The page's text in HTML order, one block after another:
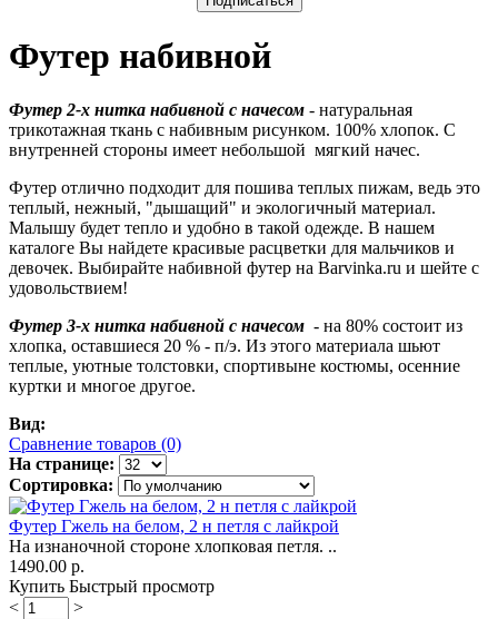
Футер набивной
Футер 2-х нитка набивной с начесом - натуральная
трикотажная ткань с набивным рисунком. 100% хлопок. С
внутренней стороны имеет небольшой мягкий начес.
Футер отлично подходит для пошива теплых пижам, ведь это
теплый, нежный, "дышащий" и экологичный материал.
Малышу будет тепло и удобно в такой одежде. В нашем
каталоге Вы найдете красивые расцветки для мальчиков и
девочек. Выбирайте набивной футер на Barvinka.ru и шейте с
удовольствием!
Футер 3-х нитка набивной с начесом - на 80% состоит из
хлопка, оставшиеся 20 % - п/э. Из этого материала шьют
теплые, уютные толстовки, спортивыне костюмы, осенние
куртки и многое другое.
Вид:
Сравнение товаров (0)
На странице:
Сортировка:
Футер Гжель на белом, 2 н петля с лайкрой
На изнаночной стороне хлопковая петля. ..
1490.00 р.
Купить Быстрый просмотр
<
>